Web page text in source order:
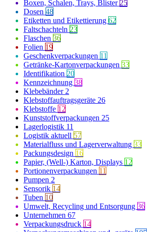
Boxen, Schalen, Trays, Blister 25
Dosen 48
Etiketten und Etikettierung 62
Faltschachteln 23
Flaschen 36
Folien 19
Geschenkverpackungen 11
Getränke-Kartonverpackungen 33
Identifikation 20
Kennzeichnung 38
Klebebänder 2
Klebstoffauftragsgeräte 26
Klebstoffe 12
Kunststoffverpackungen 25
Lagerlogistik 11
Logistik aktuell 57
Materialfluss und Lagerverwaltung 33
Packungsdesign 16
Papier, (Well-) Karton, Displays 12
Portionenverpackungen 11
Pumpen 2
Sensorik 14
Tuben 10
Umwelt, Recycling und Entsorgung 36
Unternehmen 67
Verpackungsdruck 14